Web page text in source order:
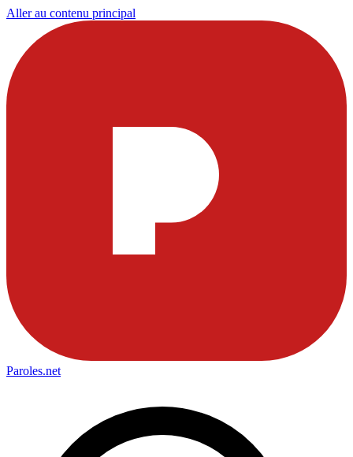
Aller au contenu principal
Paroles.net